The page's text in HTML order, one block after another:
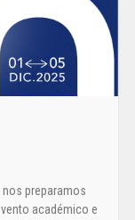
nos preparamos
académico e